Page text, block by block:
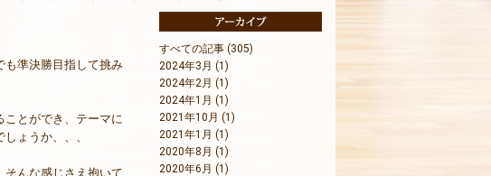
も準決勝目指して挑み
ことができ、テーマに
ょうか、、、
んな感じさえ抱いて
すべての記事 (305)
2024年3月 (1)
2024年2月 (1)
2024年1月 (1)
2021年10月 (1)
2021年1月 (1)
2020年8月 (1)
2020年6月 (1)